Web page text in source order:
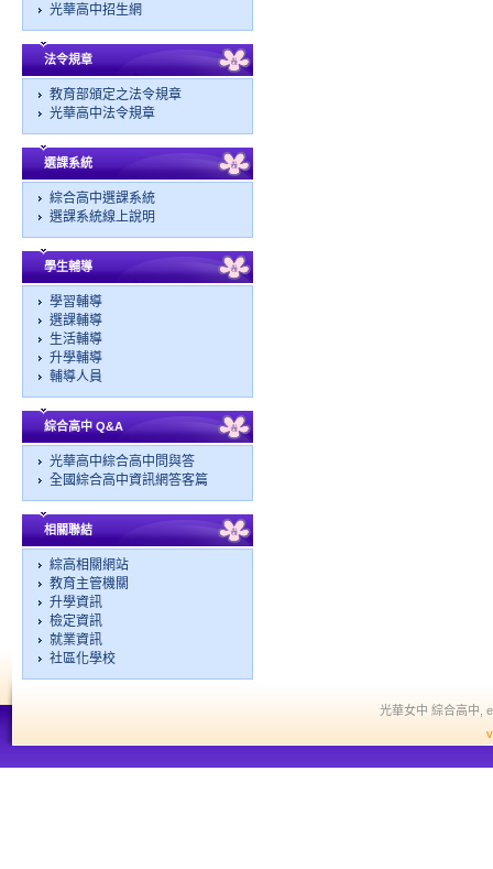
光華高中招生網
法令規章
教育部頒定之法令規章
光華高中法令規章
選課系統
綜合高中選課系統
選課系統線上說明
學生輔導
學習輔導
選課輔導
生活輔導
升學輔導
輔導人員
綜合高中 Q&A
光華高中綜合高中問與答
全國綜合高中資訊網答客篇
相關聯結
綜高相關網站
教育主管機關
升學資訊
檢定資訊
就業資訊
社區化學校
光華女中 綜合高中,